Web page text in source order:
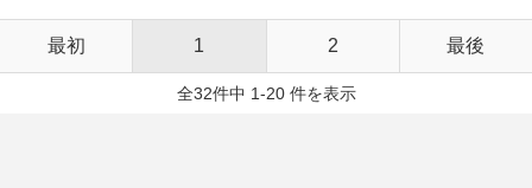
最初 1 2 最後
全32件中 1-20 件を表示